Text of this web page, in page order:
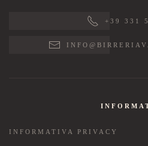
+39 331
INFORMATIVA PRIVACY